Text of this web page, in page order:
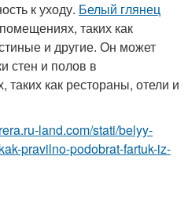
к уходу. Белый глянец
таких как
и другие. Он может
стен и полов в
как рестораны, отели и
land.com/stati/belyy-
pravilno-podobrat-fartuk-iz-